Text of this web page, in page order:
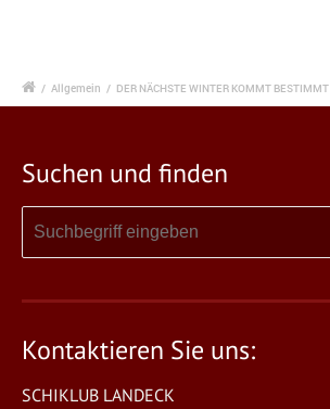
/ Allgemein / DER NÄCHSTE WINTER KOMMT BESTIMMT
Suchen und finden
Kontaktieren Sie uns:
SCHIKLUB LANDECK